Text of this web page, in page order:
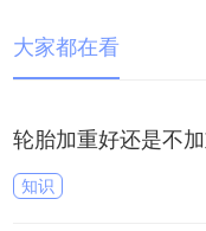
大家都在看
轮胎加重好还是不
知识